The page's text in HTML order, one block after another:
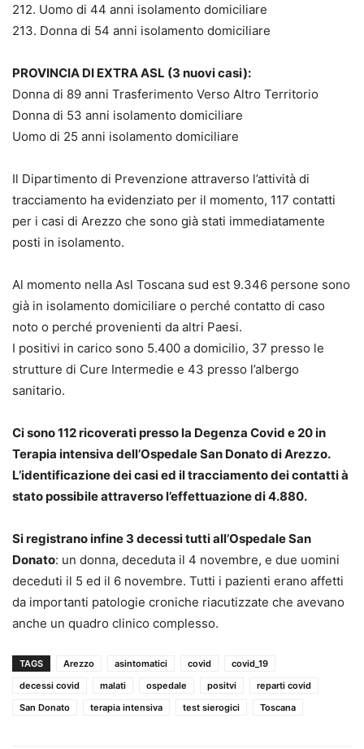
212. Uomo di 44 anni isolamento domiciliare
213. Donna di 54 anni isolamento domiciliare
PROVINCIA DI EXTRA ASL (3 nuovi casi):
Donna di 89 anni Trasferimento Verso Altro Territorio
Donna di 53 anni isolamento domiciliare
Uomo di 25 anni isolamento domiciliare
Il Dipartimento di Prevenzione attraverso l’attività di
tracciamento ha evidenziato per il momento, 117 contatti
per i casi di Arezzo che sono già stati immediatamente
posti in isolamento.
Al momento nella Asl Toscana sud est 9.346 persone sono
già in isolamento domiciliare o perché contatto di caso
noto o perché provenienti da altri Paesi.
I positivi in carico sono 5.400 a domicilio, 37 presso le
strutture di Cure Intermedie e 43 presso l’albergo
sanitario.
Ci sono 112 ricoverati presso la Degenza Covid e 20 in
Terapia intensiva dell’Ospedale San Donato di Arezzo.
L’identificazione dei casi ed il tracciamento dei contatti à
stato possibile attraverso l’effettuazione di 4.880.
Si registrano infine 3 decessi tutti all’Ospedale San
Donato: un donna, deceduta il 4 novembre, e due uomini
deceduti il 5 ed il 6 novembre. Tutti i pazienti erano affetti
da importanti patologie croniche riacutizzate che avevano
anche un quadro clinico complesso.
TAGS Arezzo asintomatici covid
covid_19
decessi covid
malati ospedale positvi
reparti covid
San Donato
terapia intensiva test sierogici Toscana